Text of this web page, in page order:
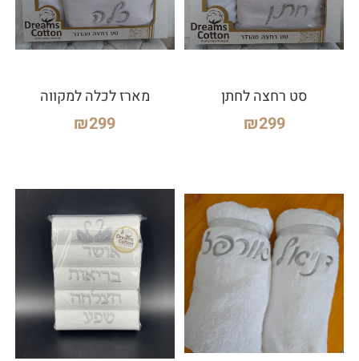
סט רחצה לחתן
₪299
מארז לכלה למקווה
₪299